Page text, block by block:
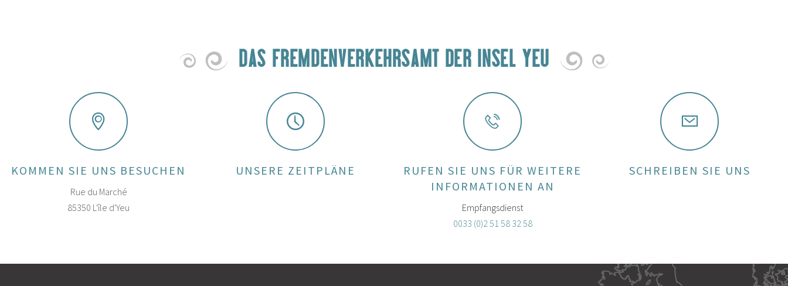
DAS FREMDENVERKEHRSAMT DER INSEL YEU
KOMMEN SIE UNS BESUCHEN
Rue du Marché
85350 L'île d'Yeu
UNSERE ZEITPLÄNE
RUFEN SIE UNS FÜR WEITERE
INFORMATIONEN AN
Empfangsdienst
0033 (0)2 51 58 32 58
SCHREIBEN SIE UNS